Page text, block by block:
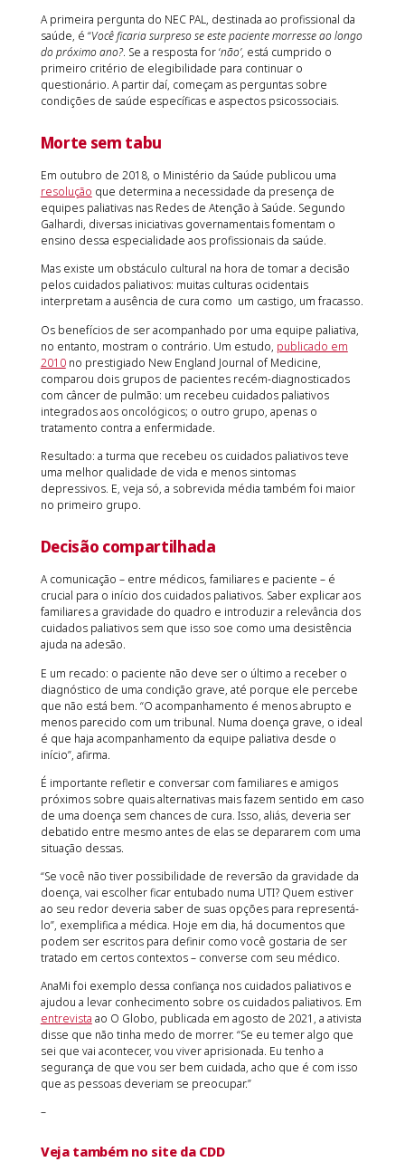
A primeira pergunta do NEC PAL, destinada ao profissional da
saúde, é “Você ficaria surpreso se este paciente morresse ao longo
do próximo ano?. Se a resposta for ‘não’, está cumprido o
primeiro critério de elegibilidade para continuar o
questionário. A partir daí, começam as perguntas sobre
condições de saúde específicas e aspectos psicossociais.
Morte sem tabu
Em outubro de 2018, o Ministério da Saúde publicou uma
resolução que determina a necessidade da presença de
equipes paliativas nas Redes de Atenção à Saúde. Segundo
Galhardi, diversas iniciativas governamentais fomentam o
ensino dessa especialidade aos profissionais da saúde.
Mas existe um obstáculo cultural na hora de tomar a decisão
pelos cuidados paliativos: muitas culturas ocidentais
interpretam a ausência de cura como um castigo, um fracasso.
Os benefícios de ser acompanhado por uma equipe paliativa,
no entanto, mostram o contrário. Um estudo, publicado em
2010no prestigiado New England Journal of Medicine,
comparou dois grupos de pacientes recém-diagnosticados
com câncer de pulmão: um recebeu cuidados paliativos
integrados aos oncológicos; o outro grupo, apenas o
tratamento contra a enfermidade.
Resultado: a turma que recebeu os cuidados paliativos teve
uma melhor qualidade de vida e menos sintomas
depressivos. E, veja só, a sobrevida média também foi maior
no primeiro grupo.
Decisão compartilhada
A comunicação – entre médicos, familiares e paciente – é
crucial para o início dos cuidados paliativos. Saber explicar aos
familiares a gravidade do quadro e introduzir a relevância dos
cuidados paliativos sem que isso soe como uma desistência
ajuda na adesão.
E um recado: o paciente não deve ser o último a receber o
diagnóstico de uma condição grave, até porque ele percebe
que não está bem. “O acompanhamento é menos abrupto e
menos parecido com um tribunal. Numa doença grave, o ideal
é que haja acompanhamento da equipe paliativa desde o
início”, afirma.
É importante refletir e conversar com familiares e amigos
próximos sobre quais alternativas mais fazem sentido em caso
de uma doença sem chances de cura. Isso, aliás, deveria ser
debatido entre mesmo antes de elas se depararem com uma
situação dessas.
“Se você não tiver possibilidade de reversão da gravidade da
doença, vai escolher ficar entubado numa UTI? Quem estiver
ao seu redor deveria saber de suas opções para representá-
lo”, exemplifica a médica. Hoje em dia, há documentos que
podem ser escritos para definir como você gostaria de ser
tratado em certos contextos – converse com seu médico.
AnaMi foi exemplo dessa confiança nos cuidados paliativos e
ajudou a levar conhecimento sobre os cuidados paliativos. Em
entrevista ao O Globo, publicada em agosto de 2021, a ativista
disse que não tinha medo de morrer. “Se eu temer algo que
sei que vai acontecer, vou viver aprisionada. Eu tenho a
segurança de que vou ser bem cuidada, acho que é com isso
que as pessoas deveriam se preocupar.”
–
Veja também no site da CDD